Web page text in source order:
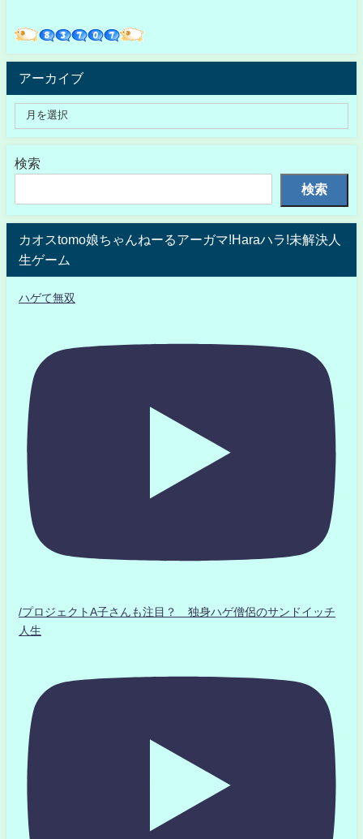
アーカイブ
検索
検索
カオスtomo娘ちゃんねーるアーガマ!Haraハラ!未解決人
生ゲーム
ハゲて無双
/プロジェクトA子さんも注目？ 独身ハゲ僧侶のサンドイッチ
人生